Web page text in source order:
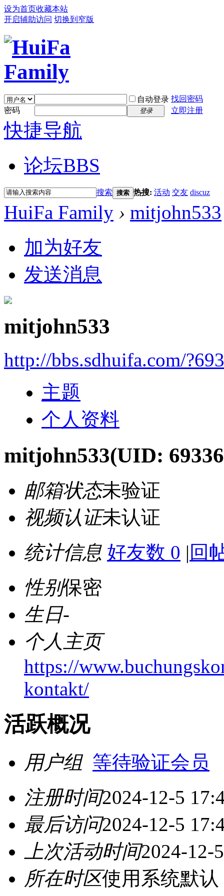
设为首页收藏本站
开启辅助访问 切换到窄版
自动登录 找回密码
密码
登录 立即注册
快捷导航
论坛BBS
搜索 搜索 热搜: 活动 交友 discuz
HuiFa Family › mitjohn533
加为好友
发送消息
mitjohn533
http://bbs.sdhuifa.com/
主题
个人资料
mitjohn533(UID:
邮箱状态未验证
视频认证未认证
统计信息 好友数 0 | 回
性别保密
生日-
个人主页
https://
kontakt/
活跃概况
用户组 等待验证会员
注册时间2024-12-5
最后访问2024-12-5
上次活动时间2024-12-
所在时区使用系统默认